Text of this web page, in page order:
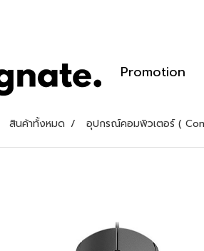
Promotion
สินค้าทั้งหมด อุปกรณ์คอมพิวเตอร์ (